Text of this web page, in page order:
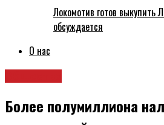
Локомотив готов выкупить
обсуждается
О нас
Более полумиллиона